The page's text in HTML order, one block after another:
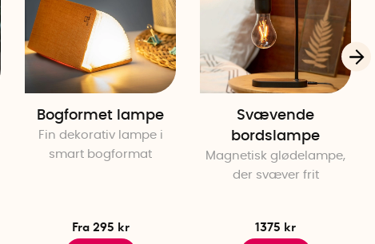
Bogformet lampe
Fin dekorativ lampe i
smart bogformat
Fra 295 kr
Svævende
bordslampe
Magnetisk glødelampe,
der svæver frit
1375 kr